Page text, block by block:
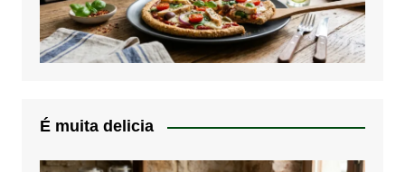
É muita delicia